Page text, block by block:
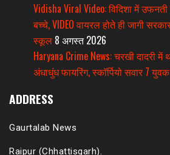
Vidisha Viral Video: विदिशा में
बच्चे, VIDEO वायरल होते ही जागी
स्कूल 8 अगस्त 2026
Haryana Crime News: चरखी दादरी
अंधाधुंध फायरिंग, स्कॉर्पियो सवार 7
ADDRESS
Gaurtalab News
Raipur (Chhattisgarh).